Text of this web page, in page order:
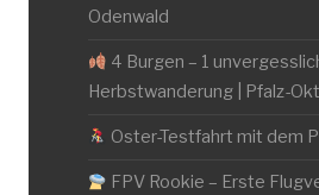
Odenwald
4 Burgen – 1
Herbstwanderung | Pfalz-
Oster-Testfahrt mit dem
FPV Rookie – Erste